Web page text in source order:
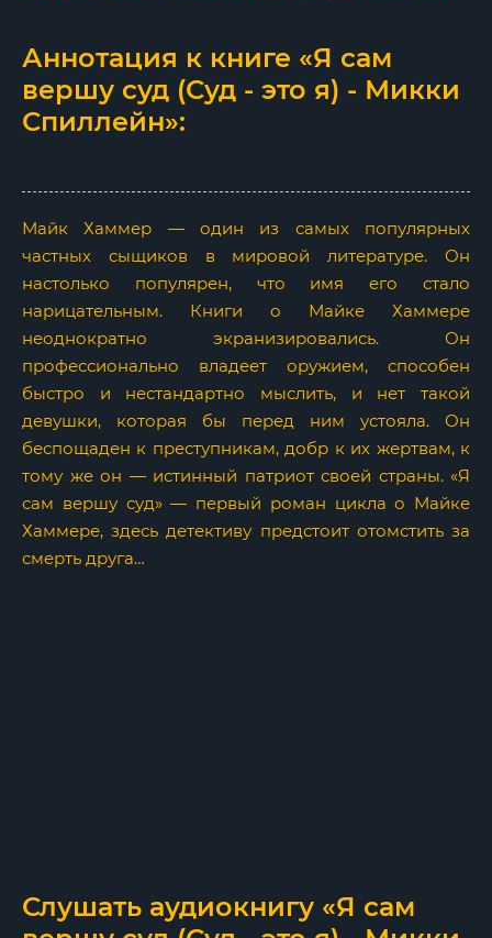
Аннотация к книге «Я сам
вершу суд (Суд - это я) - Микки
Спиллейн»:
Майк Хаммер — один из самых популярных
частных сыщиков в мировой литературе. Он
настолько популярен, что имя его стало
нарицательным. Книги о Майке Хаммере
неоднократно экранизировались. Он
профессионально владеет оружием, способен
быстро и нестандартно мыслить, и нет такой
девушки, которая бы перед ним устояла. Он
беспощаден к преступникам, добр к их жертвам, к
тому же он — истинный патриот своей страны. «Я
сам вершу суд» — первый роман цикла о Майке
Хаммере, здесь детективу предстоит отомстить за
смерть друга…
Слушать аудиокнигу «Я сам